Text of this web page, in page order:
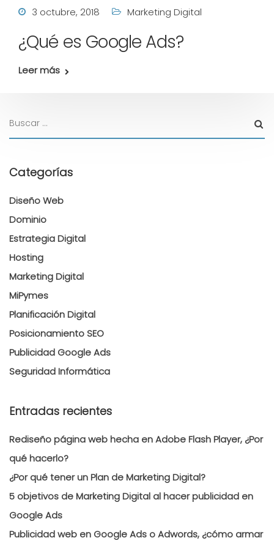
3 octubre, 2018 Marketing Digital
¿Qué es Google Ads?
Leer más
Categorías
Diseño Web
Dominio
Estrategia Digital
Hosting
Marketing Digital
MiPymes
Planificación Digital
Posicionamiento SEO
Publicidad Google Ads
Seguridad Informática
Entradas recientes
Rediseño página web hecha en Adobe Flash Player, ¿Por
qué hacerlo?
¿Por qué tener un Plan de Marketing Digital?
5 objetivos de Marketing Digital al hacer publicidad en
Google Ads
Publicidad web en Google Ads o Adwords, ¿cómo armar